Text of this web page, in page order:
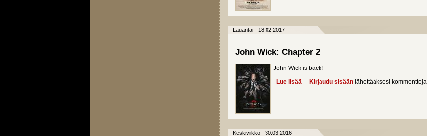
Lauantai - 18.02.2017
John Wick: Chapter 2
John Wick is back!
Lue lisää about John Wick: Chapter 2
Kirjaudu sisään lähettääksesi kommentteja
Keskiviikko - 30.03.2016